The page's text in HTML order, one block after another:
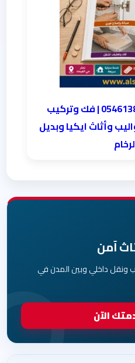
نجار الفيحاء بمكة 0546138860⁩ | فك وتركيب
وأثاث ايكيا وبديل
آمن
داخلي وبين المدن في
الآن